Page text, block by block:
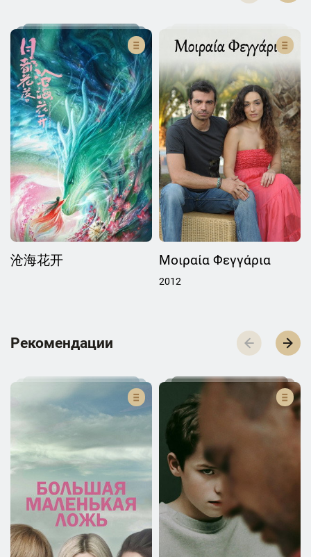
沧海花开 Μοιραία Φεγγάρια
2012
Р­­­е­­­к­­­о­­­м­­­е­­­н­­­д­­­а­­­ц­­­и­­­и